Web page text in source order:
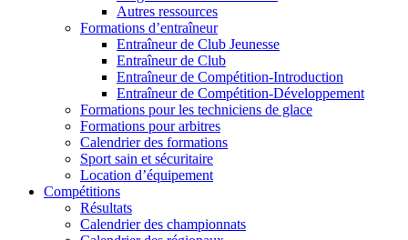
Autres ressources
Formations d’entraîneur
Entraîneur de Club Jeunesse
Entraîneur de Club
Entraîneur de Compétition-Introduction
Entraîneur de Compétition-Développement
Formations pour les techniciens de glace
Formations pour arbitres
Calendrier des formations
Sport sain et sécuritaire
Location d’équipement
Compétitions
Résultats
Calendrier des championnats